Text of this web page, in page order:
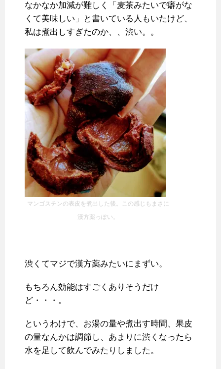
なかなか加減が難しく「麦茶みたいで癖がな
くて美味しい」と書いている人もいたけど、
私は煮出しすぎたのか、、渋い。。
マンゴスチンの表皮を煮出した後。この感じもまさに
漢方薬っぽい。
渋くてマジで漢方薬みたいにまずい。
もちろん効能はすごくありそうだけ
ど・・・。
というわけで、お湯の量や煮出す時間、果皮
の量なんかは調節し、あまりに渋くなったら
水を足して飲んでみたりしました。